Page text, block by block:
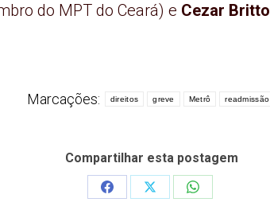
do MPT do Ceará) e Cezar Britto
Marcações: direitos greve Metrô readmissão
Compartilhar esta postagem
Share
Share
Share